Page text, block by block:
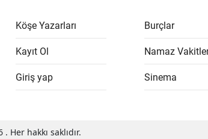
Köşe Yazarları
Kayıt Ol
Giriş yap
Burçlar
Namaz
Sinema
Her hakkı saklıdır.